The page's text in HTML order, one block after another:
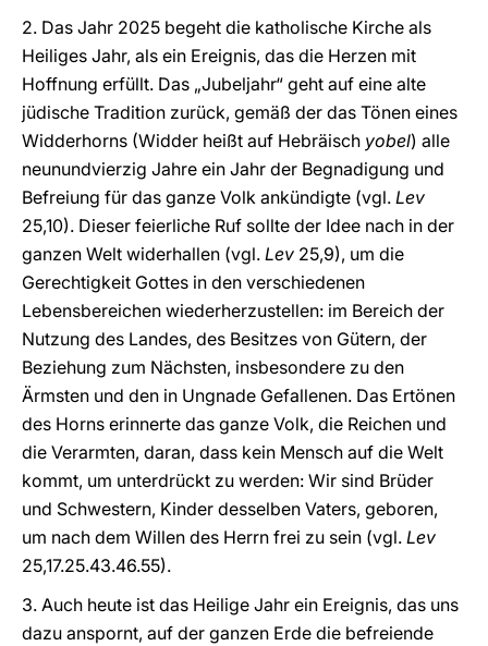
2. Das Jahr 2025 begeht die katholische Kirche als
Heiliges Jahr, als ein Ereignis, das die Herzen mit
Hoffnung erfüllt. Das „Jubeljahr“ geht auf eine alte
jüdische Tradition zurück, gemäß der das Tönen eines
Widderhorns (Widder heißt auf Hebräisch yobel) alle
neunundvierzig Jahre ein Jahr der Begnadigung und
Befreiung für das ganze Volk ankündigte (vgl. Lev
25,10). Dieser feierliche Ruf sollte der Idee nach in der
ganzen Welt widerhallen (vgl. Lev 25,9), um die
Gerechtigkeit Gottes in den verschiedenen
Lebensbereichen wiederherzustellen: im Bereich der
Nutzung des Landes, des Besitzes von Gütern, der
Beziehung zum Nächsten, insbesondere zu den
Ärmsten und den in Ungnade Gefallenen. Das Ertönen
des Horns erinnerte das ganze Volk, die Reichen und
die Verarmten, daran, dass kein Mensch auf die Welt
kommt, um unterdrückt zu werden: Wir sind Brüder
und Schwestern, Kinder desselben Vaters, geboren,
um nach dem Willen des Herrn frei zu sein (vgl. Lev
25,17.25.43.46.55).
3. Auch heute ist das Heilige Jahr ein Ereignis, das uns
dazu anspornt, auf der ganzen Erde die befreiende